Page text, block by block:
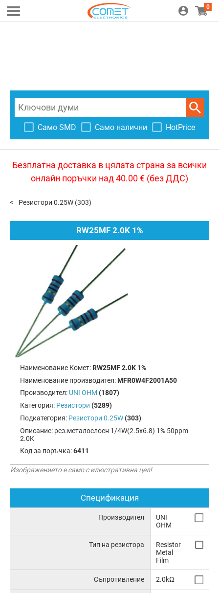
0
Само SMD Само налични HotPrice
Безплатна доставка в цялата страна за всички
онлайн поръчки над 40.00 € (без ДДС)
Резистори 0.25W (303)
RW25MF 2.0K 1%
Наименование Комет: RW25MF 2.0K 1%
Наименование производител: MFR0W4F2001A50
Производител: UNI OHM (1807)
Категория: Резистори (5289)
Подкатегория: Резистори 0.25W (303)
Описание: рез.металослоен 1/4W(2.5x6.8) 1% 50ppm
2.0K
Код за поръчка:6411
Изображението е само с илюстративна цел!
Спецификация
Производител
UNI
OHM
Тип на резистора
Resistor
Metal
Film
Съпротивление 2.0kΩ